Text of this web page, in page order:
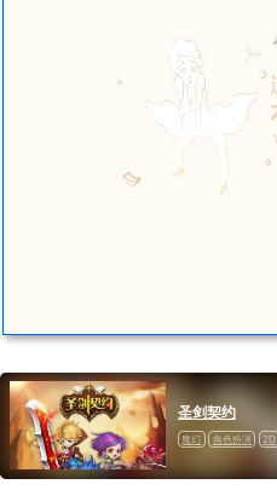
圣剑契约
魔幻 角色扮演 2D